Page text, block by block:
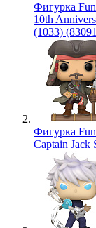
Фигурка
10th
(1033)
Фигурка
Captain Jack